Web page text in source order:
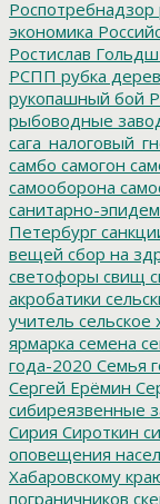
Роспотребнадзор
экономика
Ростислав
РСПП рубка
рукопашный бой
рыбоводные
самбо самогон
самооборона
санитарно-
Петербург
вещей сбор на
светофоры свищ
акробатики
учитель сельское
ярмарка семена
года-2020 Семья
Сергей Ерёмин
сибиреязвенные
Сирия Сироткин
оповещения
Хабаровскому
пограничников